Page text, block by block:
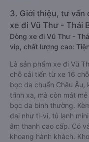
3. Giới thiệu, tư vấn
xe đi Vũ Thư - Thái
Dòng xe đi Vũ Thư -
vip, chất lượng cao:
Là sản phẩm xe đi Vũ
chỗ cải tiến từ xe 16
bọc da chuẩn Châu Âu,
trình xa, mà còn mát
bọc da bình thường.
đại như ti-vi, tủ lạnh
âm thanh cao cấp. Có
khoang hành khách.